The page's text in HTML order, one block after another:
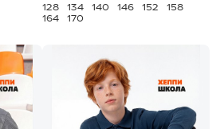
128
134 140 146 152
158
164
170